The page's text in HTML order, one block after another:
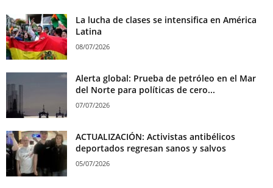
La lucha de clases se intensifica en América
Latina
08/07/2026
Alerta global: Prueba de petróleo en el Mar
del Norte para políticas de cero...
07/07/2026
ACTUALIZACIÓN: Activistas antibélicos
deportados regresan sanos y salvos
05/07/2026